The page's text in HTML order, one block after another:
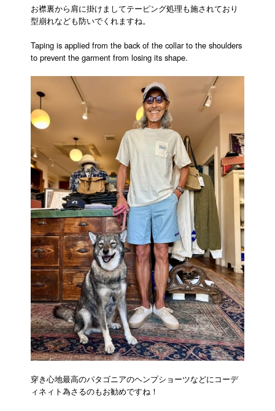
お襟裏から肩に掛けましてテーピング処理も施されており
型崩れなども防いでくれますね。
Taping is applied from the back of the collar to the shoulders
to prevent the garment from losing its shape.
穿き心地最高のパタゴニアのヘンプショーツなどにコーデ
ィネィト為さるのもお勧めですね！